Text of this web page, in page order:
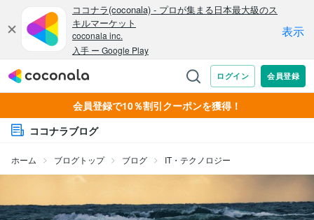
会員登録で10％割引クーポンを獲得！
ココナラブログ
ホーム ブログトップ ブログ IT・テクノロジー